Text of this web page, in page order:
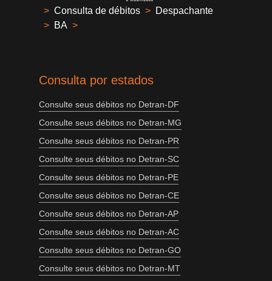
> Consulta de débitos > Despachante
> BA >
Consulta por estados
Consulte seus débitos no Detran-DF
Consulte seus débitos no Detran-MG
Consulte seus débitos no Detran-PR
Consulte seus débitos no Detran-SC
Consulte seus débitos no Detran-PE
Consulte seus débitos no Detran-CE
Consulte seus débitos no Detran-AP
Consulte seus débitos no Detran-AC
Consulte seus débitos no Detran-GO
Consulte seus débitos no Detran-MT